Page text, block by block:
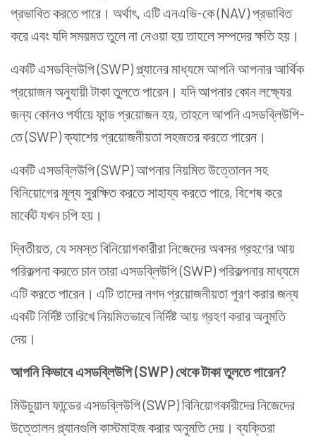
প্রভাবিত করতে পারে। অর্থাৎ, এটি এনএভি-কে (NAV) প্রভাবিত
করে এবং যদি সময়মত তুলে না নেওয়া হয় তাহলে সম্পদের ক্ষতি হয়।
একটি এসডব্লিউপি (SWP) প্ল্যানের মাধ্যমে আপনি আপনার আর্থিক
প্রয়োজন অনুযায়ী টাকা তুলতে পারেন। যদি আপনার কোন লক্ষ্যের
জন্য কোনও পর্যায়ে ফান্ড প্রয়োজন হয়, তাহলে আপনি এসডব্লিউপি-
তে (SWP) ক্যাশের প্রয়োজনীয়তা সহজতর করতে পারেন।
একটি এসডব্লিউপি (SWP) আপনার নিয়মিত উত্তোলন সহ
বিনিয়োগের মূল্য সুরক্ষিত করতে সাহায্য করতে পারে, বিশেষ করে
মার্কেট যখন চপি হয়।
দ্বিতীয়ত, যে সমস্ত বিনিয়োগকারীরা নিজেদের অবসর গ্রহণের আয়
পরিকল্পনা করতে চান তারা এসডব্লিউপি (SWP) পরিকল্পনার মাধ্যমে
এটি করতে পারেন। এটি তাদের নগদ প্রয়োজনীয়তা পূরণ করার জন্য
একটি নির্দিষ্ট তারিখে নিয়মিতভাবে নির্দিষ্ট আয় গ্রহণ করার অনুমতি
দেয়।
আপনি কিভাবে এসডব্লিউপি (SWP) থেকে টাকা তুলতে পারেন?
মিউচুয়াল ফান্ডের এসডব্লিউপি (SWP) বিনিয়োগকারীদের নিজেদের
উত্তোলন প্ল্যানগুলি কাস্টমাইজ করার অনুমতি দেয়। ব্যক্তিরা